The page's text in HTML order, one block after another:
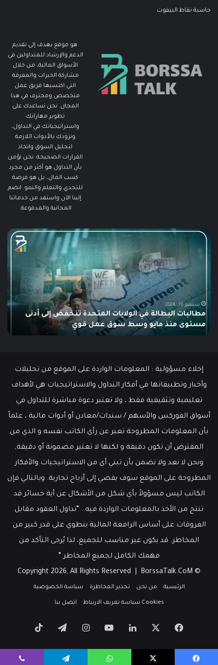
حاسبة نقاط البيفوت
هو موقع يهدف إلى تقديم
الدعم والإرشاد للمتداولين في
الأسواق المالية، من خلال
مشاركة الخبرات والمعرفة
التي اكتسبها فريق عمل
متخصص ومحترف في هذا
المجال. نحن نساعدك على
تطوير مهاراتك
واستراتيجياتك في التداول،
ونزودك بالأدوات اللازمة
لتحليل السوق واتخاذ
القرارات الصحيحة. نحن نؤمن
بأن التداول هو أكثر من مجرد
كسب المال، بل هو فرصة
للتحدي والتعلم والنمو. انضم
إلينا الآن واستفد من خدماتنا
المجانية والمدفوعة.
مطالبات
أدنى
مستوى
منذ
مايو
عمل
سبتمبر 19, 2024
مطالبات البطالة في الولايات المتحدة تنخفض إلى أدنى
مستوى منذ مايو وسط سوق عمل قوي
إخلاء مسؤولية : المعلومات الواردة على الموقع من تحليلات
وأخبار وتطبيقاتها في أفكار التداول والاستراتيجيات هي لأهداف
تعليمية وتثقيفية فقط ، ولا تعتبر دعوة مباشرة للتداول في
أسواق الفوركس والأسهم / سندات/معادن أو أدوات مالية ، علماً
بأن المعلومات المطروحة تعبر عن رأي الكاتب نفسه و الذي من
المفترض أن تكون دقيقة و لكنها لا تعتبر مضمونة أو دقيقة,
ونحن لا نعد ولا نضمن بأن تبني أي من الاستراتيجيات والأفكار
المطروحة على الموقع سوف يفضي إلى أرباح تجارية. وبالتالي فإن
الكاتب ليس مسؤولاً بأي شكل من الأشكال عن أية خسائر قد
تنتج من الأخذ بالمعلومات الواردة فيه.. “تداول العقود مقابل
الفروقات على أساس الرافعة المالية ينطوي على قدر كبير من
المخاطر. قد يكون غير مناسب للجميع، لذا يُرجى التأكد من
فهمك الكامل لجميع المخاطر “
© Copyright 2026, All Rights Reserved |
BorssaTalk.CoM
الرئيسية من نحن تحذير المخاطرة سياسة الخصوصية
Cookies سياسة تعريف الارتباط اتصل بنا
فيسبوك لينكدإن ‫YouTubeانستقرامتيلقرام